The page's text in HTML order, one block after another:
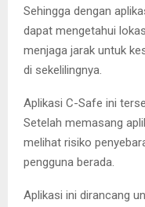
Sehingga dengan
dapat mengetahui
menjaga jarak untuk
di sekelilingnya.
Aplikasi C-Safe ini
Setelah memasang
melihat risiko
pengguna berada.
Aplikasi ini dirancang